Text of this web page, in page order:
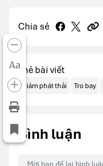
Aa
Chia sẻ
Thẻ bài viết
Giảm phát thải Tro bay
Bình luận